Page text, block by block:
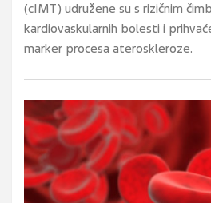
(cIMT) udružene su s rizičnim
kardiovaskularnih bolesti i
marker procesa ateroskleroze.